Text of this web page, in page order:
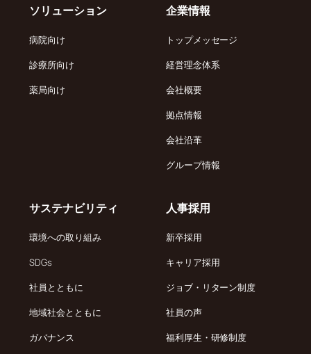
ソリューション
病院向け
診療所向け
薬局向け
企業情報
トップメッセージ
経営理念体系
会社概要
拠点情報
会社沿革
グループ情報
サステナビリティ
環境への取り組み
SDGs
社員とともに
地域社会とともに
ガバナンス
人事採用
新卒採用
キャリア採用
ジョブ・リターン制度
社員の声
福利厚生・研修制度